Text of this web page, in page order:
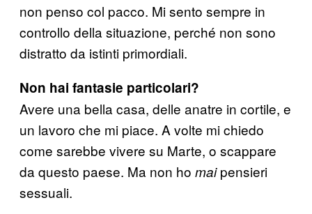
non penso col pacco. Mi sento sempre in
controllo della situazione, perché non sono
distratto da istinti primordiali.
Non hai fantasie particolari?
Avere una bella casa, delle anatre in cortile, e
un lavoro che mi piace. A volte mi chiedo
come sarebbe vivere su Marte, o scappare
da questo paese. Ma non ho maipensieri
sessuali.